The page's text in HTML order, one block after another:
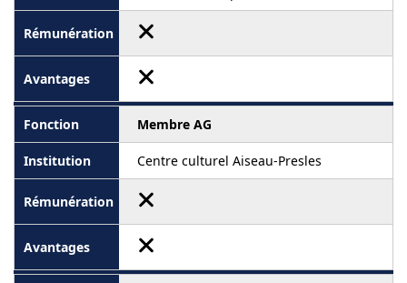
Membre AG
Centre culturel Aiseau-Presles